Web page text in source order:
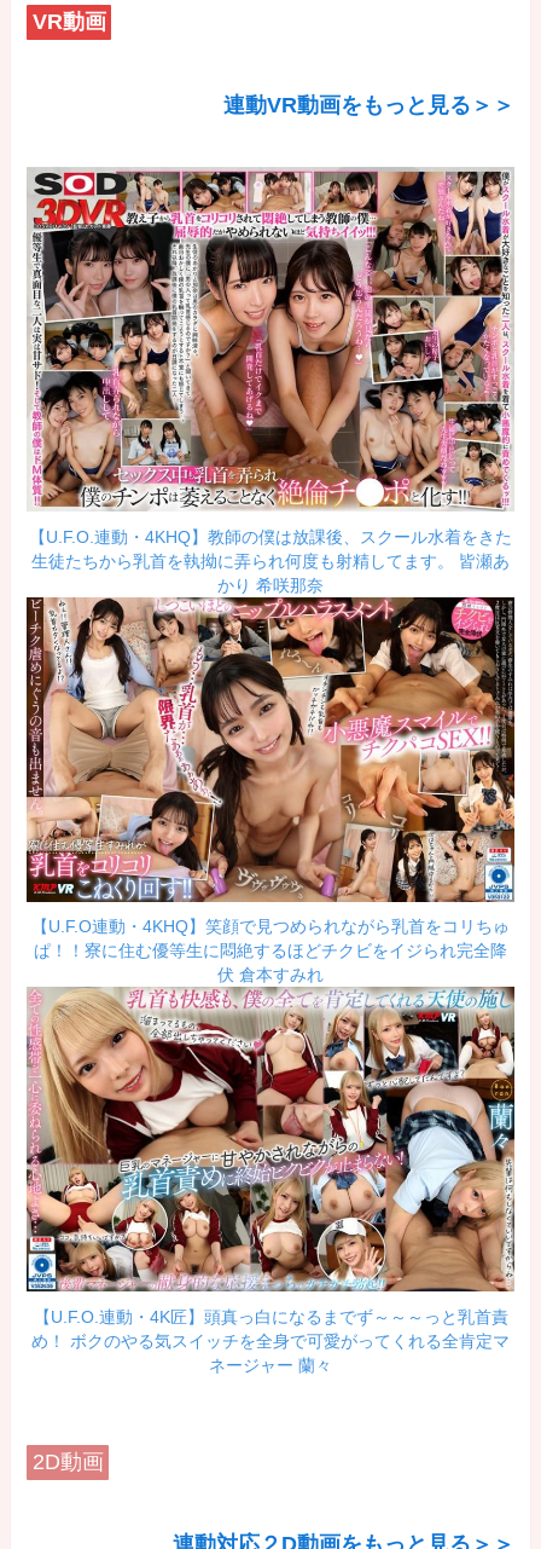
VR動画
連動VR動画をもっと見る＞＞
【U.F.O.連動・4KHQ】教師の僕は放課後、スクール水着をきた
生徒たちから乳首を執拗に弄られ何度も射精してます。 皆瀬あ
かり 希咲那奈
【U.F.O連動・4KHQ】笑顔で見つめられながら乳首をコリちゅ
ぱ！！寮に住む優等生に悶絶するほどチクビをイジられ完全降
伏 倉本すみれ
【U.F.O.連動・4K匠】頭真っ白になるまでず～～～っと乳首責
め！ ボクのやる気スイッチを全身で可愛がってくれる全肯定マ
ネージャー 蘭々
2D動画
連動対応２D動画をもっと見る＞＞